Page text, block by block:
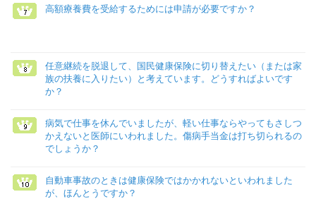
高額療養費を受給するためには申請が必要ですか？
任意継続を脱退して、国民健康保険に切り替えたい（または家
族の扶養に入りたい）と考えています。どうすればよいです
か？
病気で仕事を休んでいましたが、軽い仕事ならやってもさしつ
かえないと医師にいわれました。傷病手当金は打ち切られるの
でしょうか？
自動車事故のときは健康保険ではかかれないといわれました
が、ほんとうですか？